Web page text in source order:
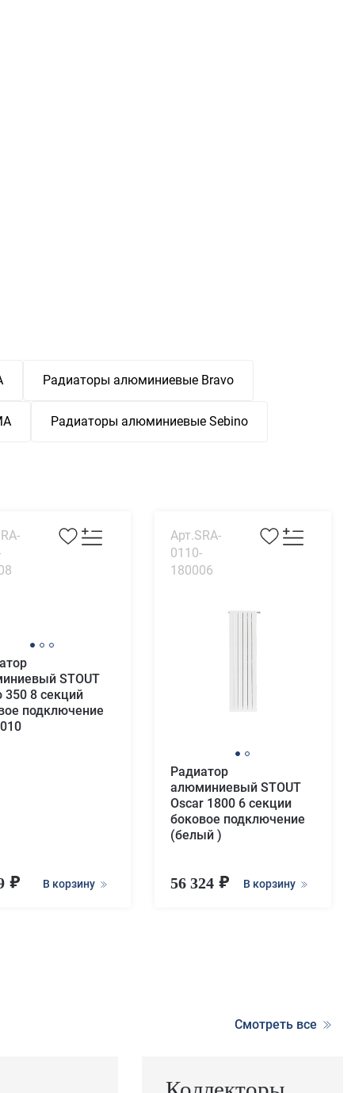
Радиаторы алюминиевые Bravo
Радиаторы алюминиевые Sebino
STOUT
350 8 секций
подключение
В корзину
Арт.SRA-
0110-
180006
Радиатор
алюминиевый STOUT
Oscar 1800 6 секции
боковое подключение
(белый )
56 324 В корзину
Смотреть все